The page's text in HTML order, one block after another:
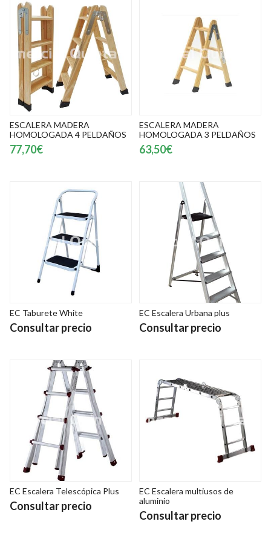
ESCALERA MADERA
HOMOLOGADA 4 PELDAÑOS
77,70€
ESCALERA MADERA
HOMOLOGADA 3 PELDAÑOS
63,50€
EC Taburete White
Consultar precio
EC Escalera Urbana plus
Consultar precio
EC Escalera Telescópica Plus
Consultar precio
EC Escalera multiusos de
aluminio
Consultar precio